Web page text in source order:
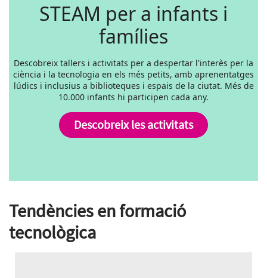
STEAM per a infants i
famílies
Descobreix tallers i activitats per a despertar l'interès per la
ciència i la tecnologia en els més petits, amb aprenentatges
lúdics i inclusius a biblioteques i espais de la ciutat. Més de
10.000 infants hi participen cada any.
Descobreix les activitats
Tendències en formació
tecnològica